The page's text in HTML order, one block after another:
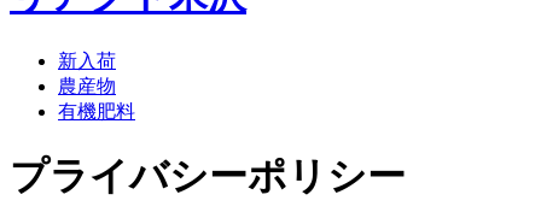
新入荷
農産物
有機肥料
プライバシーポリシー